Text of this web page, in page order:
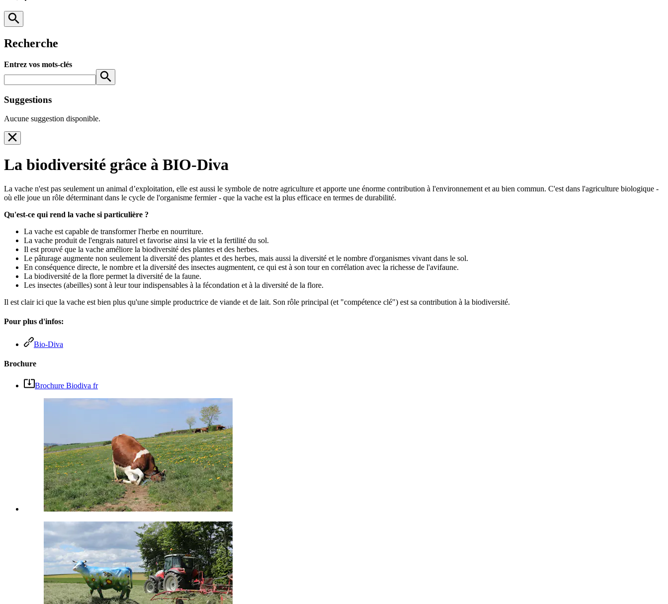
Recherche
Entrez vos mots-clés
Suggestions
Aucune suggestion disponible.
La biodiversité grâce à BIO-Diva
La vache n'est pas seulement un animal d’exploitation, elle est aussi le symbole de notre agriculture et apporte une énorme contribution à l'environnement et au bien commun. C'est dans l'agriculture biologique -
où elle joue un rôle déterminant dans le cycle de l'organisme fermier - que la vache est la plus efficace en termes de durabilité.
Qu'est-ce qui rend la vache si particulière ?
La vache est capable de transformer l'herbe en nourriture.
La vache produit de l'engrais naturel et favorise ainsi la vie et la fertilité du sol.
Il est prouvé que la vache améliore la biodiversité des plantes et des herbes.
Le pâturage augmente non seulement la diversité des plantes et des herbes, mais aussi la diversité et le nombre d'organismes vivant dans le sol.
En conséquence directe, le nombre et la diversité des insectes augmentent, ce qui est à son tour en corrélation avec la richesse de l'avifaune.
La biodiversité de la flore permet la diversité de la faune.
Les insectes (abeilles) sont à leur tour indispensables à la fécondation et à la diversité de la flore.
Il est clair ici que la vache est bien plus qu'une simple productrice de viande et de lait. Son rôle principal (et "compétence clé") est sa contribution à la biodiversité.
Pour plus d'infos:
Bio-Diva
Brochure
Brochure Biodiva fr